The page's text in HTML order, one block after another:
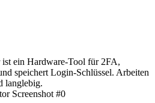
ein Hardware-Tool für 2FA,
speichert Login-Schlüssel. Arbeiten
langlebig.